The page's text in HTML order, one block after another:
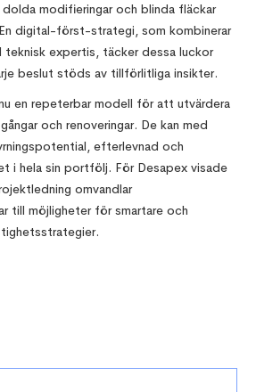
modifieringar och blinda fläckar
digital-först-strategi, som kombinerar
teknisk expertis, täcker dessa luckor
beslut stöds av tillförlitliga insikter.
en repeterbar modell för att utvärdera
och renoveringar. De kan med
efterlevnad och
i hela sin portfölj. För Desapex visade
omvandlar
till möjligheter för smartare och